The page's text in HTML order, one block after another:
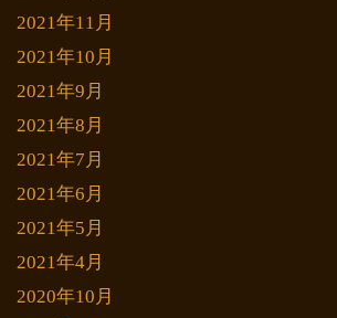
2021年11月
2021年10月
2021年9月
2021年8月
2021年7月
2021年6月
2021年5月
2021年4月
2020年10月